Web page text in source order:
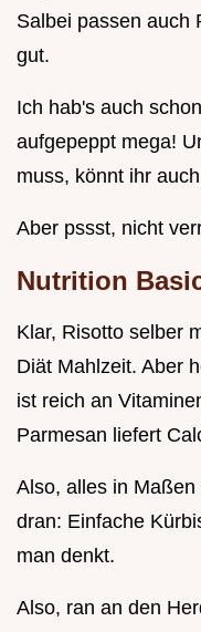
Salbei passen auch
gut.
Ich hab's auch
aufgepeppt mega!
muss, könnt ihr
Aber pssst, nicht
Nutrition
Klar, Risotto selber
Diät Mahlzeit. Aber
ist reich an
Parmesan liefert
Also, alles in
dran: Einfache
man denkt.
Also, ran an den